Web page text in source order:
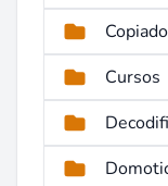
Cursos